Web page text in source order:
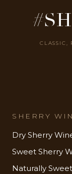
CLASSIC,
SHERRY
Dry Sherry
Sweet Sherry
Naturally